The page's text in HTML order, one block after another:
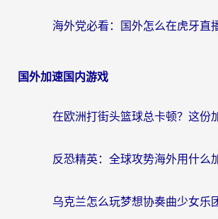
国外加速国内游戏